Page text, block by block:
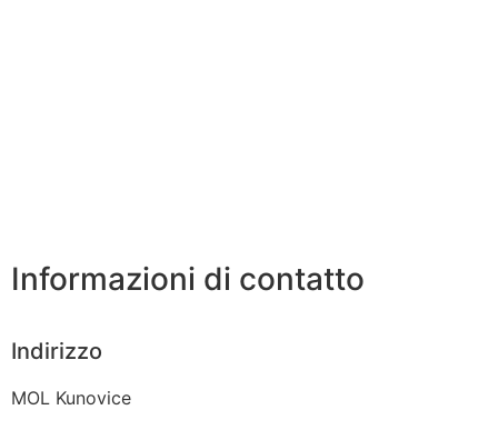
Informazioni di contatto
Indirizzo
MOL Kunovice